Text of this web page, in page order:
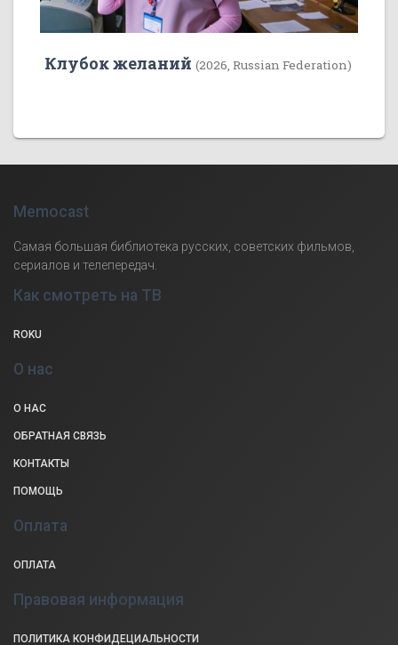
Клубок желаний (2026, Russian Federation)
Memocast
Самая большая библиотека русских, советских фильмов,
сериалов и телепередач.
Как смотреть на ТВ
ROKU
О нас
О НАС
ОБРАТНАЯ СВЯЗЬ
КОНТАКТЫ
ПОМОЩЬ
Оплата
ОПЛАТА
Правовая информация
ПОЛИТИКА КОНФИДЕЦИАЛЬНОСТИ